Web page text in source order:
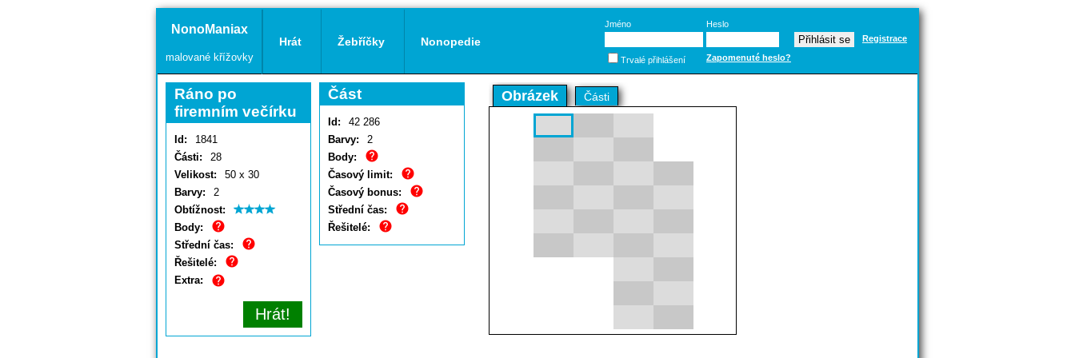
NonoManiax
malované křížovky
Hrát Žebříčky Nonopedie
Jméno
Heslo
Registrace
Trvalé přihlášení Zapomenuté heslo?
Ráno po
firemním večírku
Id:
1841
Části:
28
Velikost:
50 x 30
Barvy:
2
Obtížnost:
Body:
Střední čas:
Řešitelé:
Extra:
Hrát!
Část
Id:
42 286
Barvy:
2
Body:
Časový limit:
Časový bonus:
Střední čas:
Řešitelé:
Obrázek Části